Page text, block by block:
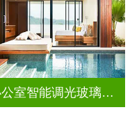
办公室智能调光玻璃门图片